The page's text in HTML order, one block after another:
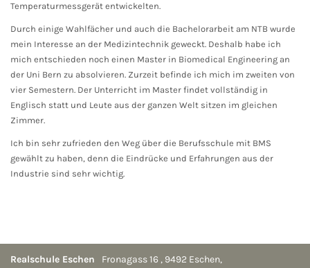
Temperaturmessgerät entwickelten.
Durch einige Wahlfächer und auch die Bachelorarbeit am NTB wurde
mein Interesse an der Medizintechnik geweckt. Deshalb habe ich
mich entschieden noch einen Master in Biomedical Engineering an
der Uni Bern zu absolvieren. Zurzeit befinde ich mich im zweiten von
vier Semestern. Der Unterricht im Master findet vollständig in
Englisch statt und Leute aus der ganzen Welt sitzen im gleichen
Zimmer.
Ich bin sehr zufrieden den Weg über die Berufsschule mit BMS
gewählt zu haben, denn die Eindrücke und Erfahrungen aus der
Industrie sind sehr wichtig.
Realschule Eschen Fronagass 16 , 9492 Eschen,